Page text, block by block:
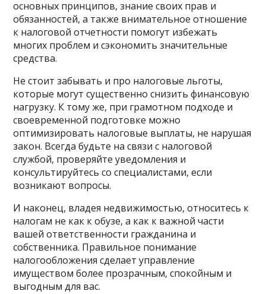
основных принципов, знание своих прав и
обязанностей, а также внимательное отношение
к налоговой отчетности помогут избежать
многих проблем и сэкономить значительные
средства.
Не стоит забывать и про налоговые льготы,
которые могут существенно снизить финансовую
нагрузку. К тому же, при грамотном подходе и
своевременной подготовке можно
оптимизировать налоговые выплаты, не нарушая
закон. Всегда будьте на связи с налоговой
службой, проверяйте уведомления и
консультируйтесь со специалистами, если
возникают вопросы.
И наконец, владея недвижимостью, относитесь к
налогам не как к обузе, а как к важной части
вашей ответственности гражданина и
собственника. Правильное понимание
налогообложения сделает управление
имуществом более прозрачным, спокойным и
выгодным для вас.